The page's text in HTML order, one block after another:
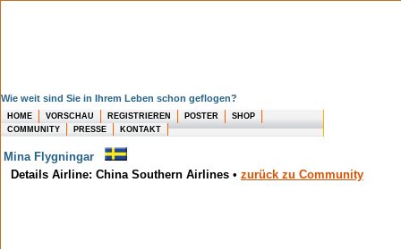
Wie weit sind Sie in Ihrem Leben schon geflogen?
HOME VORSCHAU REGISTRIEREN POSTER
SHOP
COMMUNITY
PRESSE KONTAKT
Mina Flygningar
Details Airline: China Southern Airlines • zurück zu Community